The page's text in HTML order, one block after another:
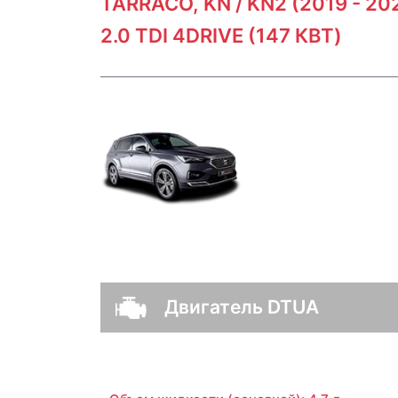
2.0 TDI 4DRIVE (147 КВТ)
Двигатель DTUA